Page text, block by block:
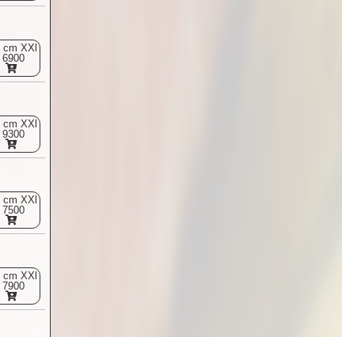
cm XXl
6900
cm XXl
9300
cm XXl
7500
cm XXl
7900